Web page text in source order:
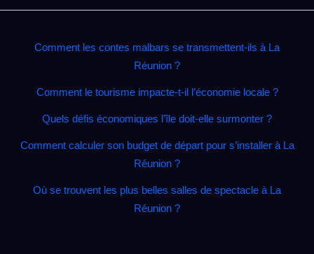
Comment les contes malbars se transmettent‑ils à La
Réunion ?
Comment le tourisme impacte‑t‑il l’économie locale ?
Quels défis économiques l’île doit‑elle surmonter ?
Comment calculer son budget de départ pour s’installer à La
Réunion ?
Où se trouvent les plus belles salles de spectacle à La
Réunion ?